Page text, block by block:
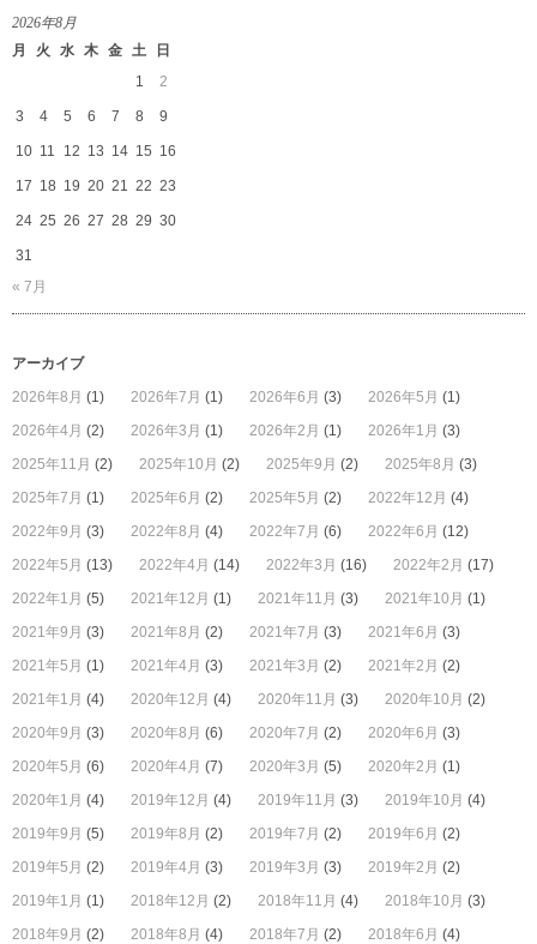
2026年8月
月
火 水 木 金 土
日
1
2
3 4 5 6 7 8 9
10 11 12 13 14 15 16
17 18 19 20 21 22 23
24 25 26 27 28 29 30
31
« 7月
アーカイブ
2026年8月 (1) 2026年7月 (1) 2026年6月 (3) 2026年5月 (1)
2026年4月 (2) 2026年3月 (1) 2026年2月 (1) 2026年1月 (3)
2025年11月 (2) 2025年10月 (2) 2025年9月 (2) 2025年8月 (3)
2025年7月 (1) 2025年6月 (2) 2025年5月 (2) 2022年12月 (4)
2022年9月 (3) 2022年8月 (4) 2022年7月 (6) 2022年6月 (12)
2022年5月 (13) 2022年4月 (14) 2022年3月 (16) 2022年2月 (17)
2022年1月 (5) 2021年12月 (1) 2021年11月 (3) 2021年10月 (1)
2021年9月 (3) 2021年8月 (2) 2021年7月 (3) 2021年6月 (3)
2021年5月 (1) 2021年4月 (3) 2021年3月 (2) 2021年2月 (2)
2021年1月 (4) 2020年12月 (4) 2020年11月 (3) 2020年10月 (2)
2020年9月 (3) 2020年8月 (6) 2020年7月 (2) 2020年6月 (3)
2020年5月 (6) 2020年4月 (7) 2020年3月 (5) 2020年2月 (1)
2020年1月 (4) 2019年12月 (4) 2019年11月 (3) 2019年10月 (4)
2019年9月 (5) 2019年8月 (2) 2019年7月 (2) 2019年6月 (2)
2019年5月 (2) 2019年4月 (3) 2019年3月 (3) 2019年2月 (2)
2019年1月 (1) 2018年12月 (2) 2018年11月 (4) 2018年10月 (3)
2018年9月 (2) 2018年8月 (4) 2018年7月 (2) 2018年6月 (4)